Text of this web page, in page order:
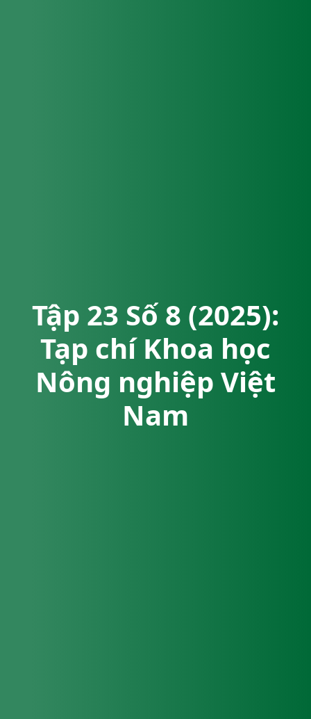
Tập 23 Số 8 (2025):
Tạp chí Khoa học
Nông nghiệp Việt
Nam